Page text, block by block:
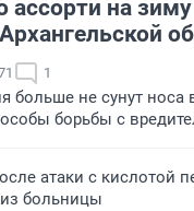
ассорти на
1
больше не сунут носа
борьбы с
атаки с кислотой
больницы